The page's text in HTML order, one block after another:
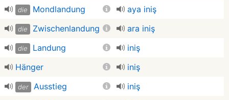
die Mondlandung aya iniş
die Zwischenlandung ara iniş
die Landung
iniş
Hänger
iniş
der Ausstieg iniş